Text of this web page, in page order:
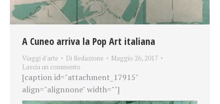
A Cuneo arriva la Pop Art italiana
Viaggi d'arte Di Redazione
Maggio 26, 2017
Lascia un commento
[caption id="attachment_17915"
align="alignnone" width=""]